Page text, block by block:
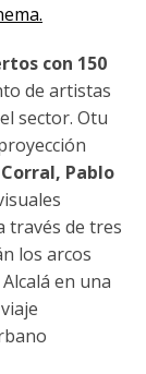
con 150
de artistas
sector. Otu
Pablo
través de tres
los arcos
en una